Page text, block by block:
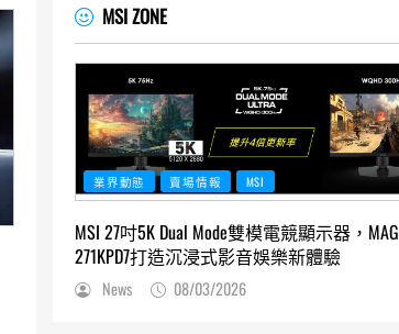
MSI ZONE
業界動態 賣場情報 MSI
MSI 27吋5K Dual Mode雙模電競顯示器，MAG
271KPD7打造沉浸式影音娛樂新體驗
News 08/03/2026